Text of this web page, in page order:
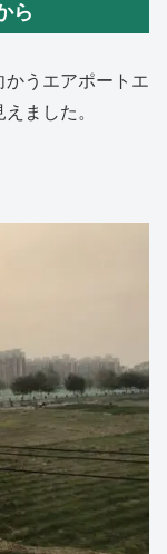
ら
うエアポートエ
ました。